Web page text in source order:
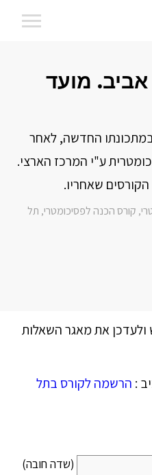
מועד
הקורס במתכונתו החדשה, לאחר
ע"י המרכז הארצי.
שאחריו.
, קורס הכנה לפסיכומטרי, תל
את מאגר השאלות
: הרשמה לקורס בתל
(שדה חובה)